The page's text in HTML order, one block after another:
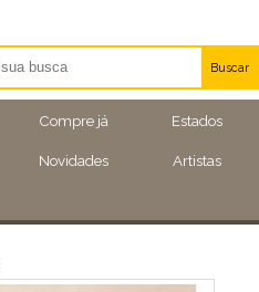
Compre já Estados
Novidades Artistas
Buscar
Artistas
Eventos